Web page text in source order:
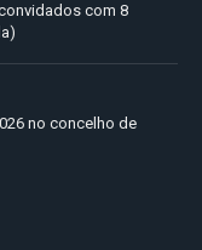
com 8
no concelho de